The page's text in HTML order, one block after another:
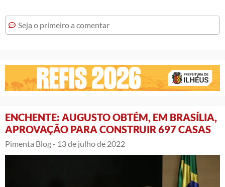
Seja o primeiro a comentar
ENCHENTE: AUGUSTO OBTÉM, EM BRASÍLIA,
APROVAÇÃO PARA CONSTRUIR 697 CASAS
Pimenta Blog - 13 de julho de 2022